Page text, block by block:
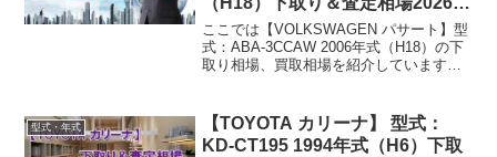
8月！
ここでは【VOLKSWAGEN パサート】型
式：ABA-3CCAW 2006年式（H18）の下
取り相場、買取相場を紹介しています。
ナス1万円～82万円買...
型式・年式
【TOYOTA カリーナ】 型式：
KD-CT195 1994年式（H6）下取